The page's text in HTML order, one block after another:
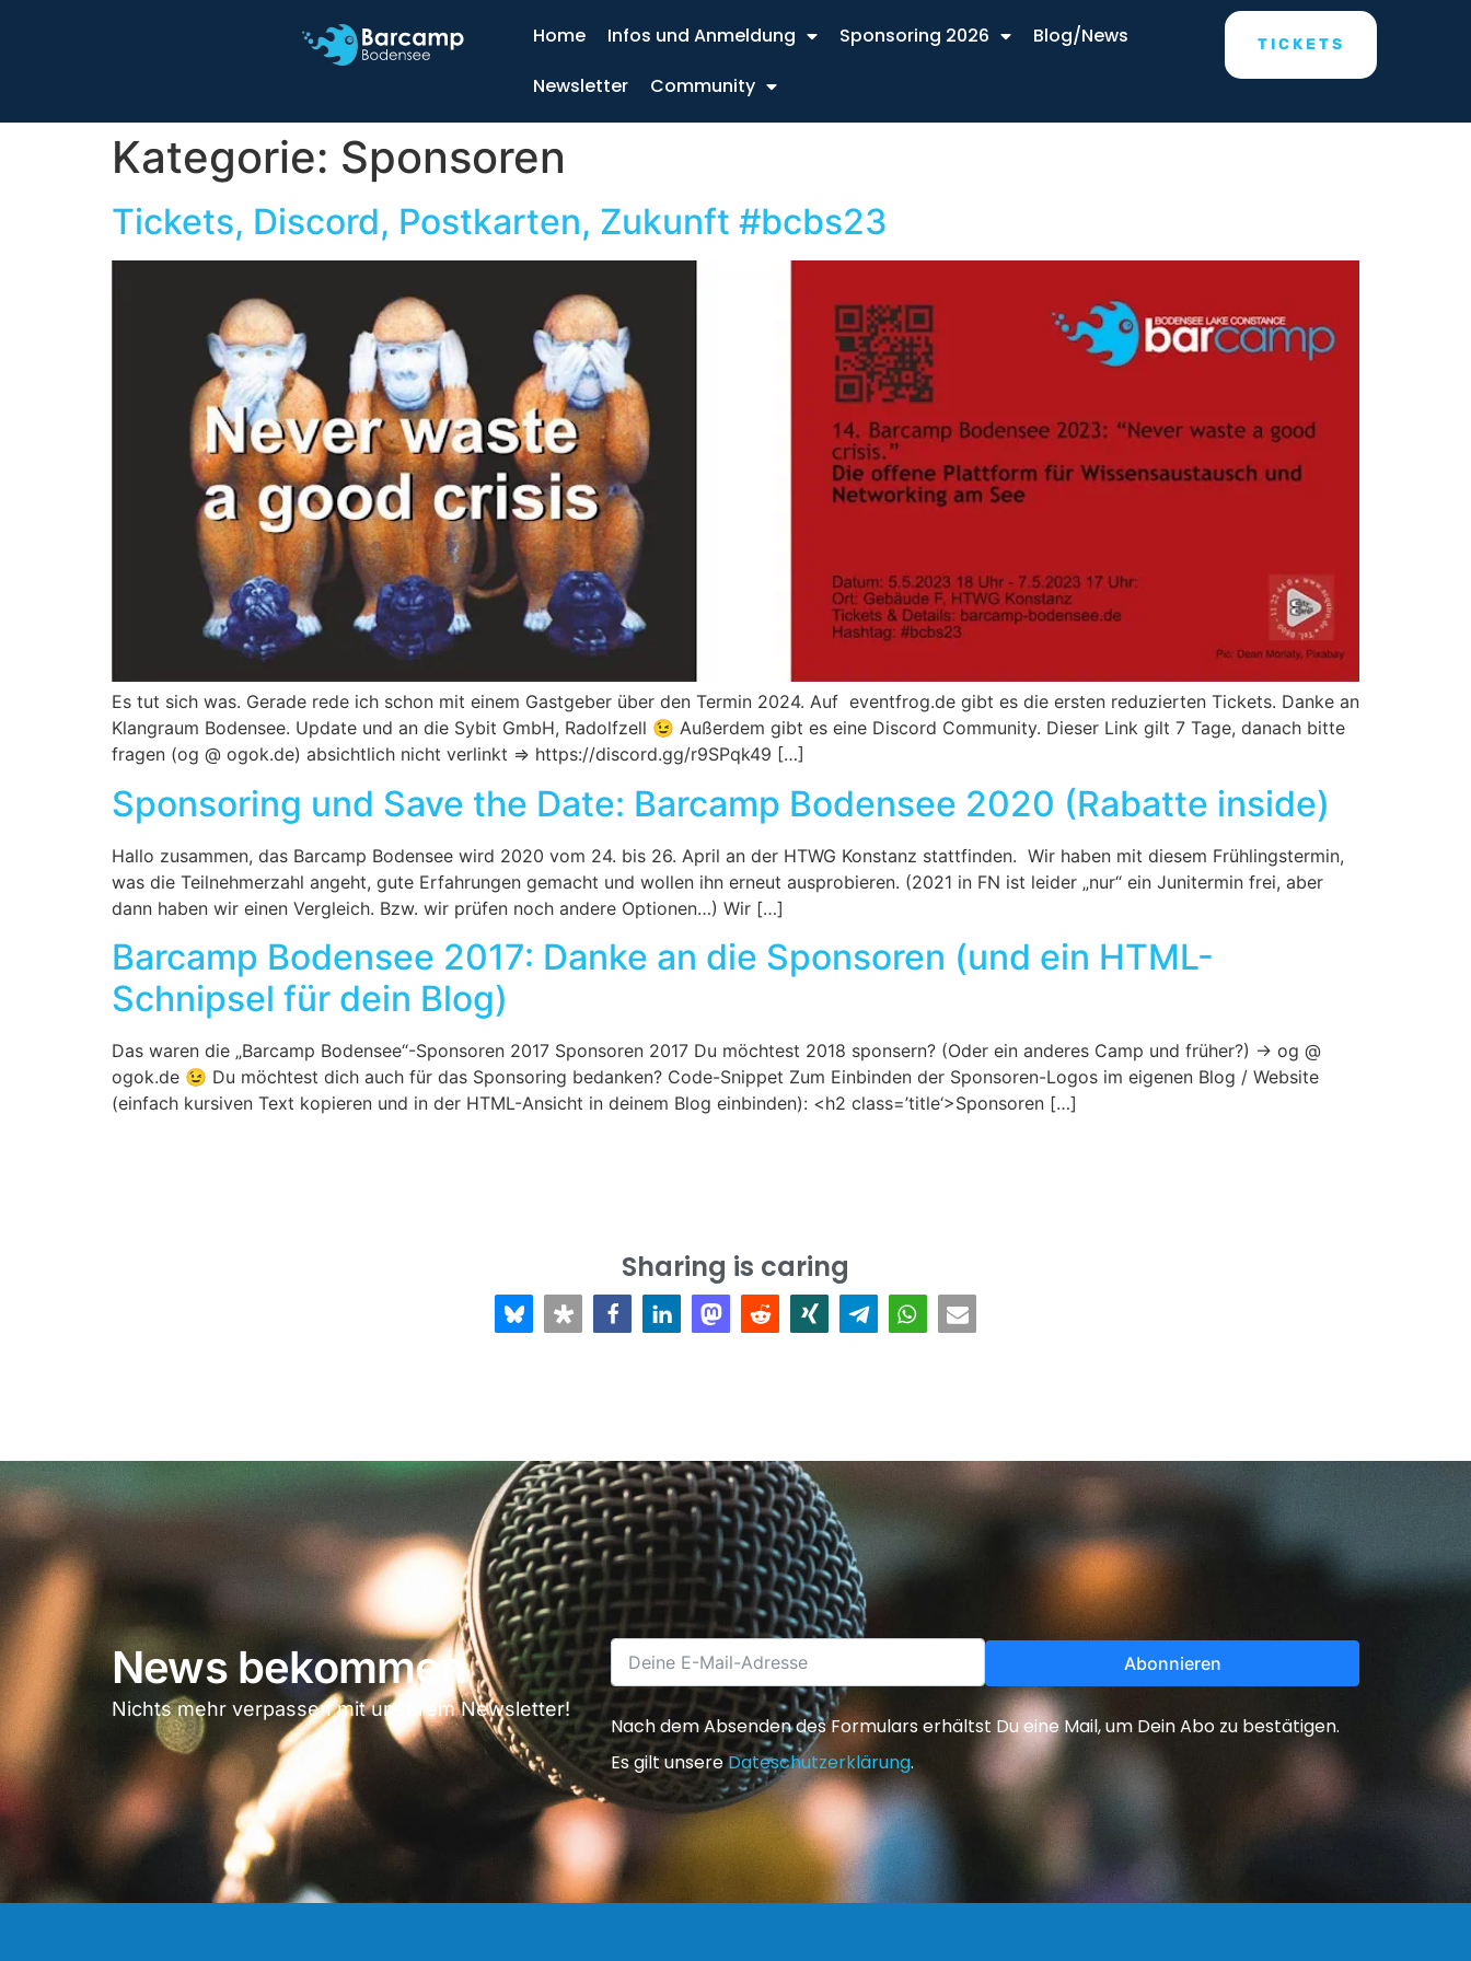
Home Infos und Anmeldung Sponsoring 2026
Blog/News
Newsletter
Community
TICKETS
Kategorie: Sponsoren
Tickets, Discord, Postkarten, Zukunft #bcbs23
Es tut sich was. Gerade rede ich schon mit einem Gastgeber über den Termin 2024. Auf eventfrog.de gibt es die ersten reduzierten Tickets. Danke an
Klangraum Bodensee. Update und an die Sybit GmbH, Radolfzell 😉 Außerdem gibt es eine Discord Community. Dieser Link gilt 7 Tage, danach bitte
fragen (og @ ogok.de) absichtlich nicht verlinkt => https://discord.gg/r9SPqk49 […]
Sponsoring und Save the Date: Barcamp Bodensee 2020 (Rabatte inside)
Hallo zusammen, das Barcamp Bodensee wird 2020 vom 24. bis 26. April an der HTWG Konstanz stattfinden. Wir haben mit diesem Frühlingstermin,
was die Teilnehmerzahl angeht, gute Erfahrungen gemacht und wollen ihn erneut ausprobieren. (2021 in FN ist leider „nur“ ein Junitermin frei, aber
dann haben wir einen Vergleich. Bzw. wir prüfen noch andere Optionen…) Wir […]
Barcamp Bodensee 2017: Danke an die Sponsoren (und ein HTML-
Schnipsel für dein Blog)
Das waren die „Barcamp Bodensee“-Sponsoren 2017 Sponsoren 2017 Du möchtest 2018 sponsern? (Oder ein anderes Camp und früher?) -> og @
ogok.de 😉 Du möchtest dich auch für das Sponsoring bedanken? Code-Snippet Zum Einbinden der Sponsoren-Logos im eigenen Blog / Website
(einfach kursiven Text kopieren und in der HTML-Ansicht in deinem Blog einbinden): <h2 class=’title‘>Sponsoren […]
Sharing is caring
News bekommen
Nichts mehr verpassen mit unserem Newsletter!
Abonnieren
Nach dem Absenden des Formulars erhältst Du eine Mail, um Dein Abo zu bestätigen.
Es gilt unsereDateschutzerklärung.